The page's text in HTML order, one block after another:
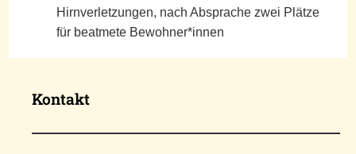
Hirnverletzungen, nach Absprache zwei Plätze
für beatmete Bewohner*innen
Kontakt